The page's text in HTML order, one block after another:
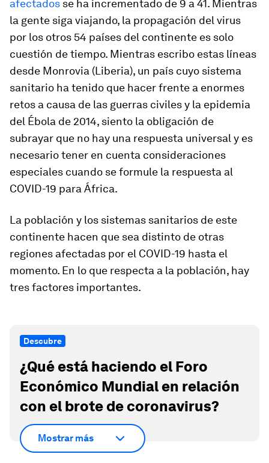
afectados se ha incrementado de 9 a 41. Mientras
la gente siga viajando, la propagación del virus
por los otros 54 países del continente es solo
cuestión de tiempo. Mientras escribo estas líneas
desde Monrovia (Liberia), un país cuyo sistema
sanitario ha tenido que hacer frente a enormes
retos a causa de las guerras civiles y la epidemia
del Ébola de 2014, siento la obligación de
subrayar que no hay una respuesta universal y es
necesario tener en cuenta consideraciones
especiales cuando se formule la respuesta al
COVID-19 para África.
La población y los sistemas sanitarios de este
continente hacen que sea distinto de otras
regiones afectadas por el COVID-19 hasta el
momento. En lo que respecta a la población, hay
tres factores importantes.
Descubre
¿Qué está haciendo el Foro
Económico Mundial en relación
con el brote de coronavirus?
Mostrar más